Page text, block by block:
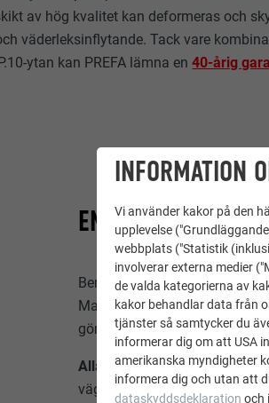
av hög kvalitet kan deformeras och
väderleksinflytande. Tack vare
ytan kan PREFA lämna en40-årig
EN MÄNGD OLIKA
Beroende på den aktuella
Materialet får en ännu
gör aluminiumet mindre
Alla mindre PREFA-produkter
väggshingel och
INFORMATION
Vi använder kakor på den
upplevelse
webbplats ("Statistik
involverar externa medier
de valda kategorierna av
kakor behandlar data från
tjänster så samtycker du
informerar dig om att USA
amerikanska myndigheter
informera dig och utan att
dataskyddsdeklaration och